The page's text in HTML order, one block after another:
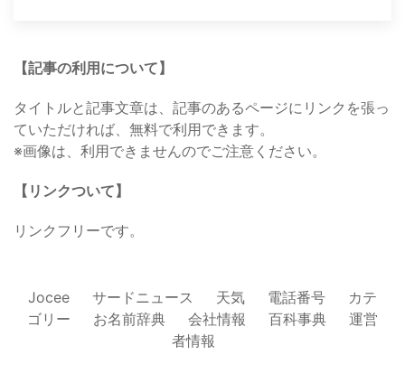
【記事の利用について】
タイトルと記事文章は、記事のあるページにリンクを張っ
ていただければ、無料で利用できます。
※画像は、利用できませんのでご注意ください。
【リンクついて】
リンクフリーです。
Jocee サードニュース 天気 電話番号
カテ
ゴリー
お名前辞典 会社情報 百科事典
運営
者情報